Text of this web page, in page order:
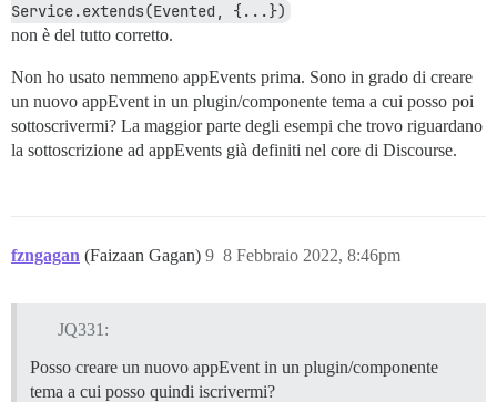
Service.extends(Evented, {...})
non è del tutto corretto.
Non ho usato nemmeno appEvents prima. Sono in grado di creare
un nuovo appEvent in un plugin/componente tema a cui posso poi
sottoscrivermi? La maggior parte degli esempi che trovo riguardano
la sottoscrizione ad appEvents già definiti nel core di Discourse.
fzngagan (Faizaan Gagan) 8 Febbraio 2022, 8:46pm
9
JQ331:
Posso creare un nuovo appEvent in un plugin/componente
tema a cui posso quindi iscrivermi?